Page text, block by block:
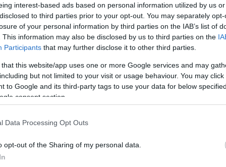
interest-based ads based on personal information utilized by us
to third parties prior to your opt-out. You may separately
of your personal information by third parties on the IAB’s list of
This information may also be disclosed by us to third parties on the
Participants that may further disclose it to other third parties.
that this website/app uses one or more Google services and may
but not limited to your visit or usage behaviour. You may
to Google and its third-party tags to use your data for below
consent section.
Data Processing Opt Outs
opt-out of the Sharing of my personal data.
érdekelt, abban viszont mondhatni teljes az
ig. Igaz, ezen ív végpontja akkor érdekes a
a gyötrő láz, az őrület, a meghasonlás a
világgal. Ez ebben a kötetben aztán
a klasszikus hősök, Patti, Iggy Pop, Lou
az az új évezredben visszacsatolódott, merthogy
van. Ez a távolság áthidalás és jelenbe
fókuszbeállítás, mert a könyv négy
európai rock és underground részletezése adja:
jugó és bolgár a csapásirány,
életképek, hatások, összefonódások és
az egészben, hogy a földrajzi
távolban zajlott volna (így tehát ebből a
járunk), miközben pont az ellenkezője jön le a
nagyjából úgy történtek a dolgok, ahogy azt mi is
itthon. Ezután a következő nagy adag,